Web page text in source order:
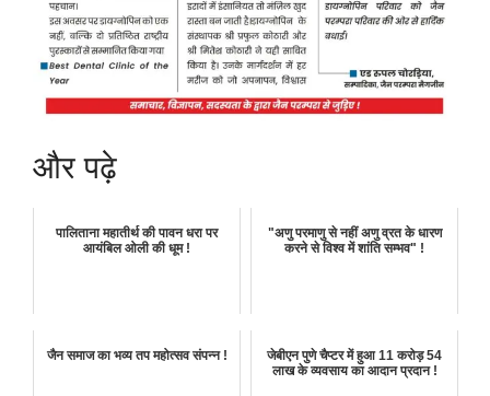
और पढ़े
पालिताना महातीर्थ की पावन धरा पर
आयंबिल ओली की धूम !
"अणु परमाणु से नहीं अणु व्रत के धारण
करने से विश्व में शांति सम्भव" !
जैन समाज का भव्य तप महोत्सव संपन्न !
जेबीएन पुणे चैप्टर में हुआ 11 करोड़ 54
लाख के व्यवसाय का आदान प्रदान !